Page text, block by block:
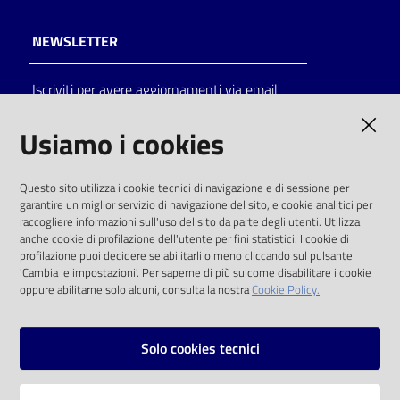
NEWSLETTER
Iscriviti per avere aggiornamenti via email
solo alle condizioni previste dalla direttiva
comunitaria 2003/98/CE e dal d.lgs. 36/2006
SOCIAL
Instagram
Usiamo i cookies
Questo sito utilizza i cookie tecnici di navigazione e di sessione per
garantire un miglior servizio di navigazione del sito, e cookie analitici per
raccogliere informazioni sull'uso del sito da parte degli utenti. Utilizza
anche cookie di profilazione dell'utente per fini statistici. I cookie di
profilazione puoi decidere se abilitarli o meno cliccando sul pulsante
'Cambia le impostazioni'. Per saperne di più su come disabilitare i cookie
oppure abilitarne solo alcuni, consulta la nostraCookie Policy.
Solo cookies tecnici